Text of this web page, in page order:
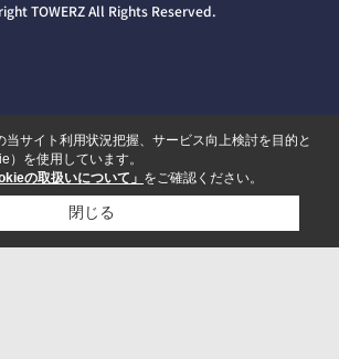
TOWERZ All Rights Reserved.
当サイト利用状況把握、サービス向上検討を目的と
）を使用しています。
の取扱いについて」 をご確認ください。
閉じる